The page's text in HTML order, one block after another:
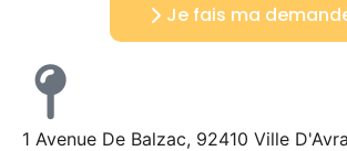
Je fais ma
1 Avenue De Balzac, 92410 Ville